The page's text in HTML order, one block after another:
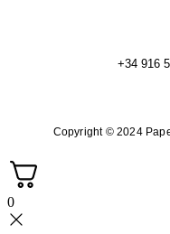
+34 916
Copyright © 2024
0